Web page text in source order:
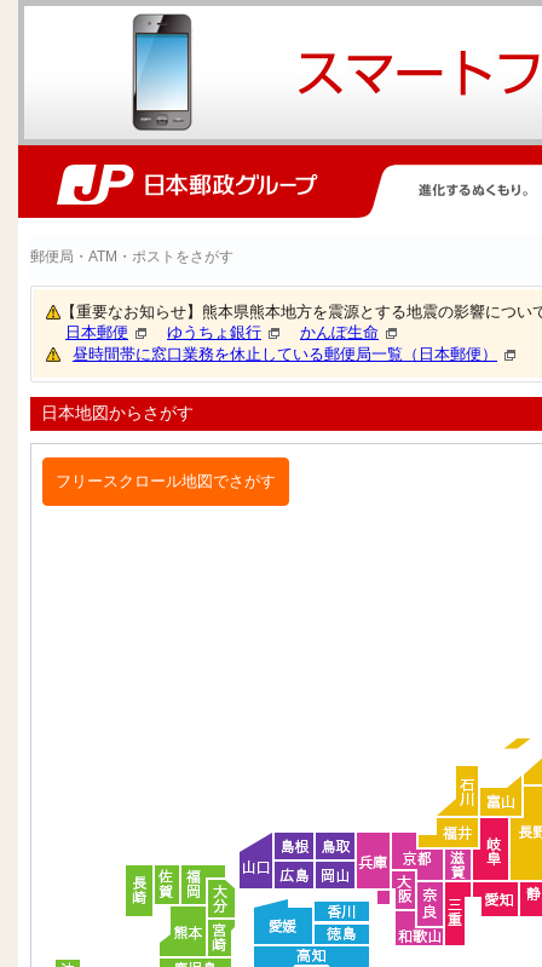
郵便局・ATM・ポストをさがす
【重要なお知らせ】熊本県熊本地方を震源とする地震の影響につ
日本郵便
ゆうちょ銀行
かんぽ生命
昼時間帯に窓口業務を休止している郵便局一覧（日本郵便）
日本地図からさがす
フリースクロール地図でさがす